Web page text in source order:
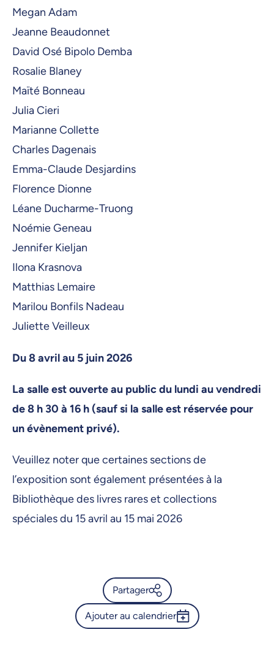
27 mai 2026, 08:30
1erjuin 2026, 08:30
5 juin 2026, 08:30
Megan Adam
Jeanne Beaudonnet
David Osé Bipolo Demba
Rosalie Blaney
Maïté Bonneau
Julia Cieri
Marianne Collette
Charles Dagenais
Emma-Claude Desjardins
Florence Dionne
Léane Ducharme-Truong
Noémie Geneau
Jennifer Kieljan
Ilona Krasnova
Matthias Lemaire
Marilou Bonfils Nadeau
Juliette Veilleux
Du 8 avril au 5 juin 2026
La salle est ouverte au public du lundi au vendredi
de 8 h 30 à 16 h (sauf si la salle est réservée pour
un évènement privé).
Veuillez noter que certaines sections de
l’exposition sont également présentées à la
Bibliothèque des livres rares et collections
spéciales du 15 avril au 15 mai 2026
Partager
Calendrier de l’Université de
Ajouter au calendrier